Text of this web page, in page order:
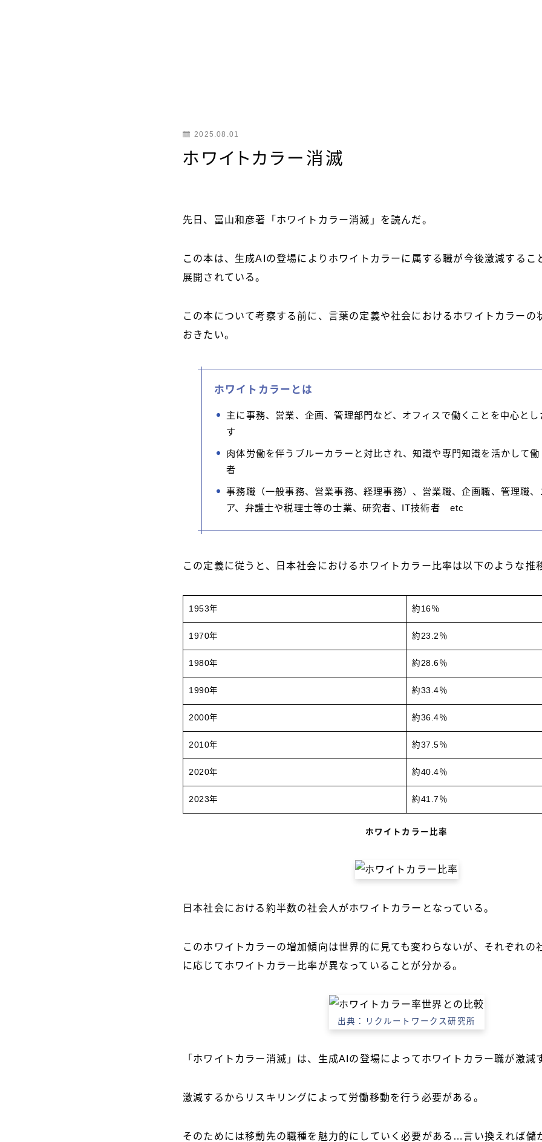
2025.08.01
ホワイトカラー消滅
先日、冨山和彦著「ホワイトカラー消滅」を読んだ。
この本は、生成AIの登場によりホワイトカラーに属する職が今後激減するこ
展開されている。
この本について考察する前に、言葉の定義や社会におけるホワイトカラーの
おきたい。
ホワイトカラーとは
主に事務、営業、企画、管理部門など、オフィスで働くことを中心とし
す
肉体労働を伴うブルーカラーと対比され、知識や専門知識を活かして働
者
事務職（一般事務、営業事務、経理事務）、営業職、企画職、管理職、
ア、弁護士や税理士等の士業、研究者、IT技術者 etc
この定義に従うと、日本社会におけるホワイトカラー比率は以下のような推
1953年 約16％
1970年 約23.2％
1980年 約28.6％
1990年 約33.4％
2000年 約36.4％
2010年 約37.5％
2020年 約40.4％
2023年 約41.7％
ホワイトカラー比率
日本社会における約半数の社会人がホワイトカラーとなっている。
このホワイトカラーの増加傾向は世界的に見ても変わらないが、それぞれの
に応じてホワイトカラー比率が異なっていることが分かる。
出典：リクルートワークス研究所
「ホワイトカラー消滅」は、生成AIの登場によってホワイトカラー職が激減
激減するからリスキリングによって労働移動を行う必要がある。
そのためには移動先の職種を魅力的にしていく必要がある…言い換えれば儲